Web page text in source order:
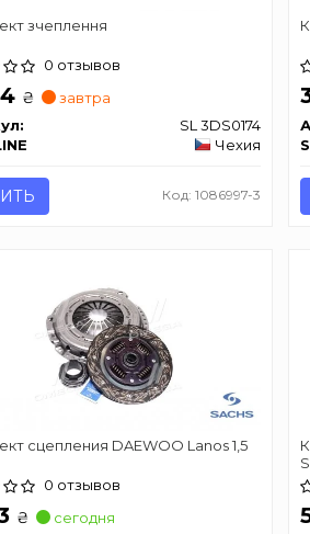
зчеплення
0 отзывов
₴
завтра
SL 3DS0174
Чехия
Код: 1086997-3
сцепления DAEWOO Lanos 1,5
0 отзывов
₴
сегодня